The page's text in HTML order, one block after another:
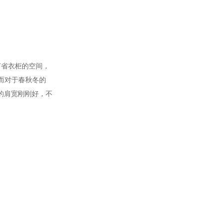
衣柜的空间，
对于春秋冬的
肩宽刚刚好，不